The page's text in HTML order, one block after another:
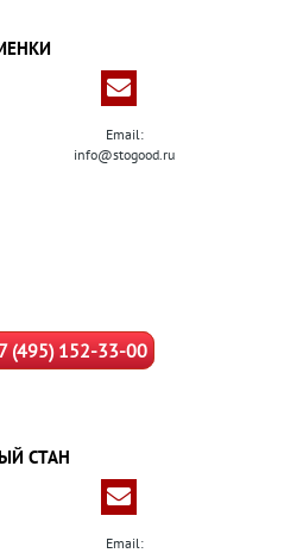
Email:
info@stogood.ru
(495) 152-33-00
СТАН
Email: